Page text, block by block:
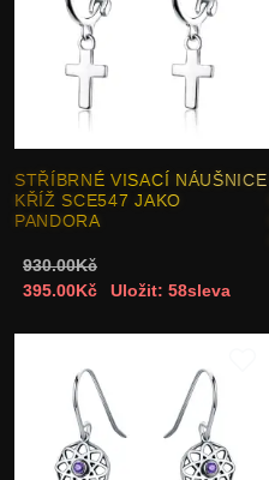
STŘÍBRNÉ VISACÍ NÁUŠNICE
KŘÍŽ SCE547 JAKO
PANDORA
930.00Kč
395.00Kč
Uložit: 58sleva